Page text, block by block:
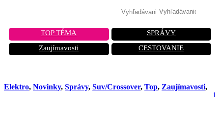
TOP TÉMA
SPRÁVY
Zaujímavosti
CESTOVANIE
Elektro, Novinky, Správy, Suv/Crossover, Top, Zaujímavosti,
1